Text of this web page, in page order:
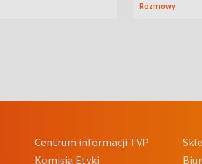
Rozmowy
Centrum informacji TVP
Komisja Etyki